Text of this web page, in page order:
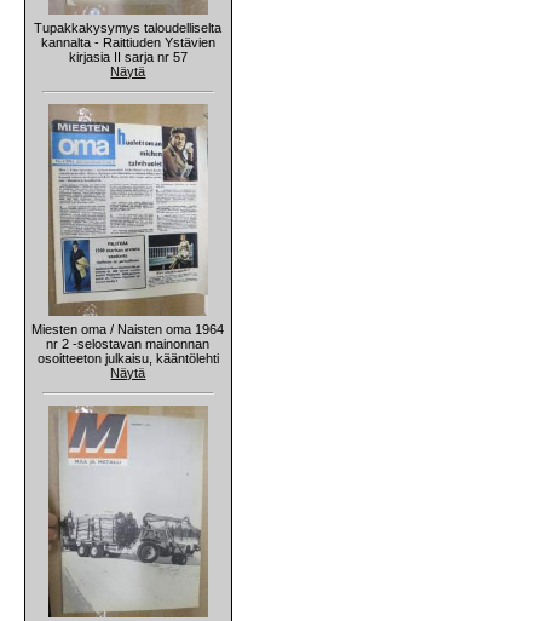
Tupakkakysymys taloudelliselta
kannalta - Raittiuden Ystävien
kirjasia II sarja nr 57
Näytä
Miesten oma / Naisten oma 1964
nr 2 -selostavan mainonnan
osoitteeton julkaisu, kääntölehti
Näytä